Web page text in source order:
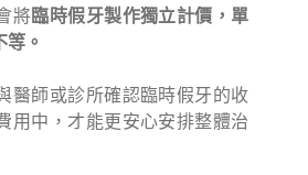
將臨時假牙製作獨立計價，單
。
醫師或診所確認臨時假牙的收
用中，才能更安心安排整體治